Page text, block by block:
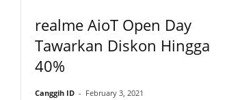
realme AioT Open Day
Tawarkan Diskon Hingga
40%
Canggih ID - February 3, 2021